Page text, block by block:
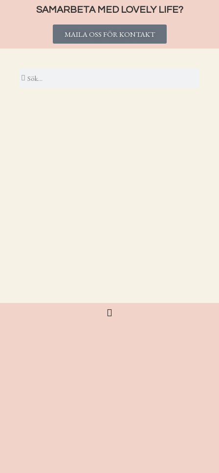
SAMARBETA MED LOVELY LIFE?
MAILA OSS FÖR KONTAKT